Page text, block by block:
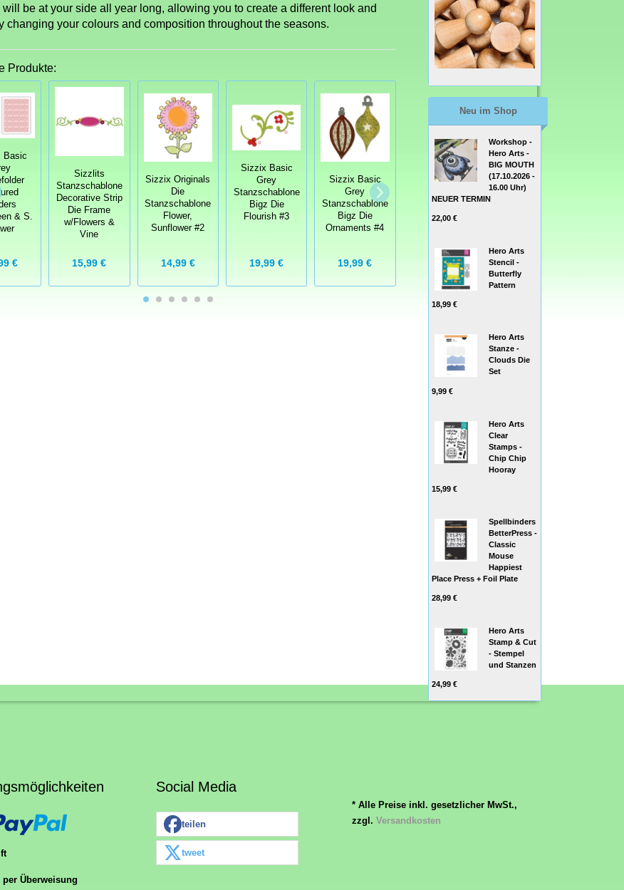
be at your side all year long, allowing you to create a different look and
changing your colours and composition throughout the seasons.
Produkte:
Basic
& S.
€
Sizzlits
Stanzschablone
Decorative Strip
Die Frame
w/Flowers &
Vine
15,99 €
Sizzix Originals
Die
Stanzschablone
Flower,
Sunflower #2
14,99 €
Sizzix Basic
Grey
Stanzschablone
Bigz Die
Flourish #3
19,99 €
Sizzix Basic
Grey
Stanzschablone
Bigz Die
Ornaments #4
19,99 €
Tim Holtz
Alterations
Stanzschablone
Shapers Mini
Branch & Leaf
15,99 €
Tim Holtz
Alterations
Stanzschablone
19,99 €
Neu im Shop
Workshop -
Hero Arts -
BIG MOUTH
(17.10.2026 -
16.00 Uhr)
NEUER TERMIN
22,00 €
Hero Arts
Stencil -
Butterfly
Pattern
18,99 €
Hero Arts
Stanze -
Clouds Die
Set
9,99 €
Hero Arts
Clear
Stamps -
Chip Chip
Hooray
15,99 €
Spellbinders
BetterPress -
Classic
Mouse
Happiest
Place Press + Foil Plate
28,99 €
Hero Arts
Stamp & Cut
- Stempel
und Stanzen
24,99 €
per Überweisung
Social Media
teilen
tweet
* Alle Preise inkl. gesetzlicher MwSt.,
zzgl. Versandkosten